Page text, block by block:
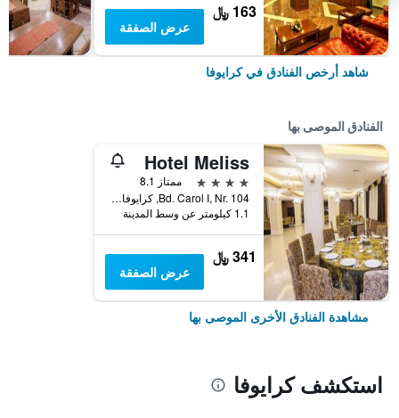
163 ﷼
عرض الصفقة
شاهد أرخص الفنادق في كرايوفا
الفنادق الموصى بها
Hotel Meliss
4 نجوم
ممتاز 8.1
Bd. Carol I, Nr. 104, كرايوفا, رومانيا
1.1 كيلومتر عن وسط المدينة
341 ﷼
عرض الصفقة
مشاهدة الفنادق الأخرى الموصى بها
استكشف كرايوفا